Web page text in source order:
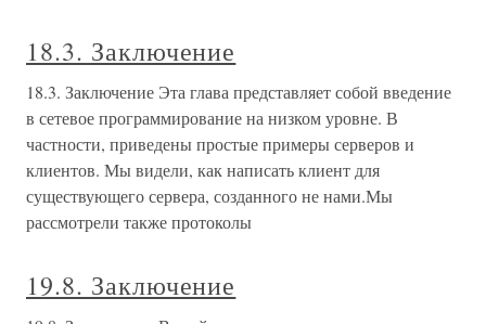
18.3. Заключение
18.3. Заключение Эта глава представляет собой введение
в сетевое программирование на низком уровне. В
частности, приведены простые примеры серверов и
клиентов. Мы видели, как написать клиент для
существующего сервера, созданного не нами.Мы
рассмотрели также протоколы
19.8. Заключение